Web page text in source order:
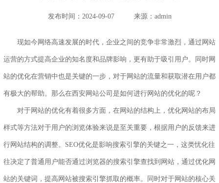
发布时间：2024-09-07 来源：admin
现如今网络高速发展的时代，企业之间的竞争非常激烈，通过网站
运营的方式提高企业的知名度和品牌影响，更有助于吸引用户。同时网
站的优化在营销中也是关键的一步，对于网站的流量和获取潜在用户都
有极大的帮助。那么在西安网站公司 是如何进行网站的优化的呢？
对于网站的优化有着很多方面，在网站的结构上，优化网站的布局
样式等方法对于用户的浏览体验来说是至关重要，根据用户的反馈来进
行网站结构的调整。SEO优化是影响搜索引擎的关键之一，这类忧化往
往决定了普通用户能否通过浏览器的搜索引擎查找到网站，通过优化网
站的关键词，提高网站被搜索引擎抓取的概率。同时对于网站的核心关